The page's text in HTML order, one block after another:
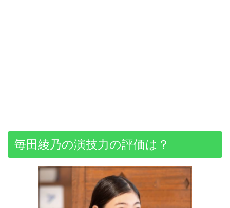
毎田綾乃の演技力の評価は？